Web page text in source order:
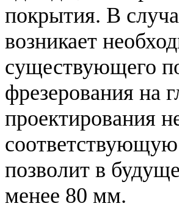
покрытия. В
возникает
существующего
фрезерования на
проектирования
соответствующую
позволит в
менее 80 мм.